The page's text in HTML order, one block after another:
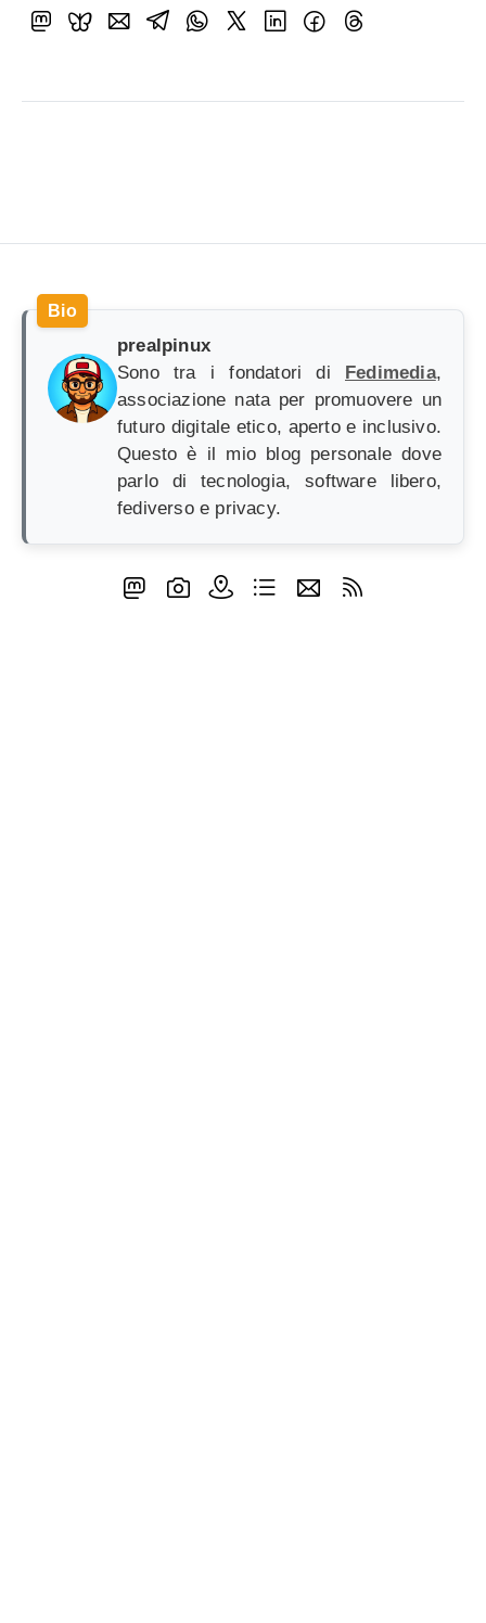
prealpinux
Sono tra i fondatori di Fedimedia,
associazione nata per promuovere un
futuro digitale etico, aperto e inclusivo.
Questo è il mio blog personale dove
parlo di tecnologia, software libero,
fediverso e privacy.